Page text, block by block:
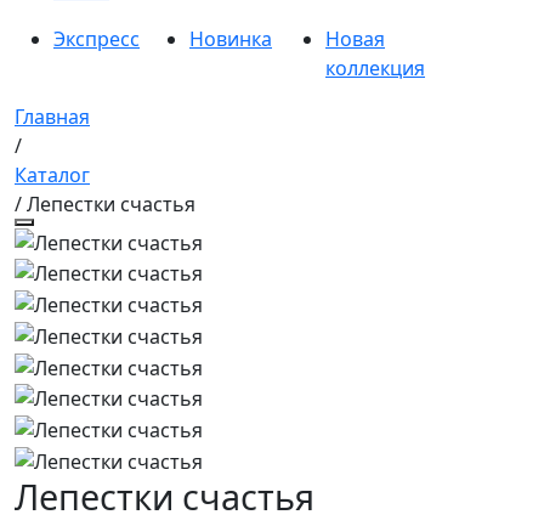
Экспресс
Новинка
Новая
коллекция
Главная
/
Каталог
/ Лепестки счастья
Лепестки счастья